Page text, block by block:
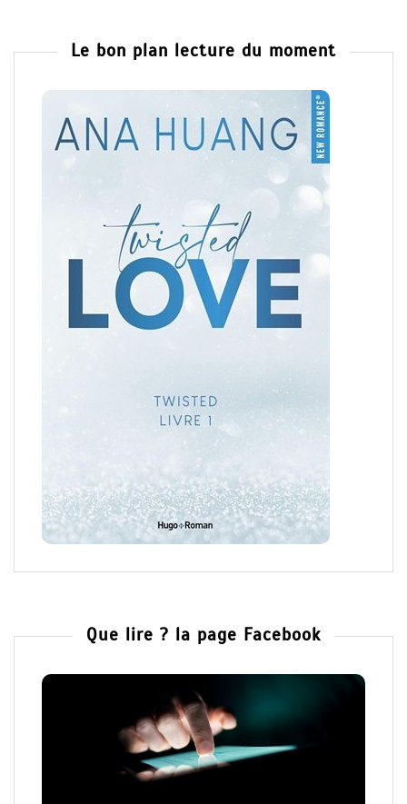
Le bon plan lecture du moment
Que lire ? la page Facebook